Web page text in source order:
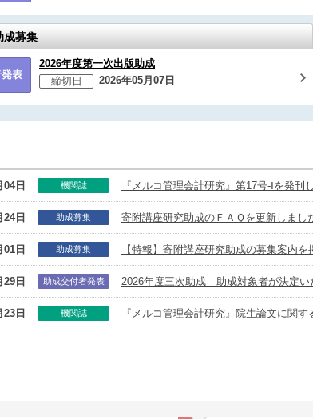
成募集
表
2026年度第一次出版助成
締切日
2026年05月07日
04日 機関誌 『メルコ管理会計研究』第17号-Ⅰを発刊
24日 助成募集 寄附講座研究助成のＦＡＱを更新しまし
01日 助成募集 【特報】寄附講座研究助成の募集案内を
29日 助成交付者発表 2026年度三次助成 助成対象者が決定い
23日 機関誌 『メルコ管理会計研究』院生論文に関